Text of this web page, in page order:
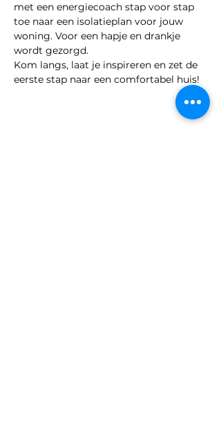
met een energiecoach stap voor stap
toe naar een isolatieplan voor jouw
woning. Voor een hapje en drankje
wordt gezorgd.
Kom langs, laat je inspireren en zet de
eerste stap naar een comfortabel huis!